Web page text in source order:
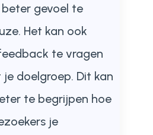
gevoel te
Het kan ook
te vragen
doelgroep. Dit kan
te begrijpen hoe
je